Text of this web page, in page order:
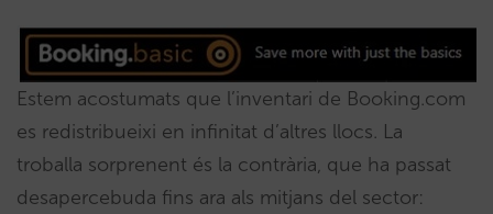
Estem acostumats que l’inventari de Booking.com
es redistribueixi en infinitat d’altres llocs. La
troballa sorprenent és la contrària, que ha passat
desapercebuda fins ara als mitjans del sector: